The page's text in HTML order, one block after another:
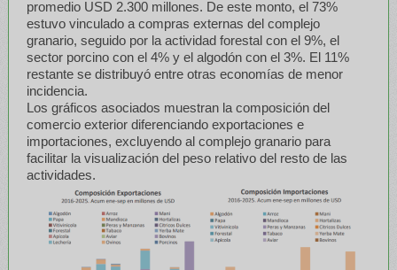
promedio USD 2.300 millones. De este monto, el 73%
estuvo vinculado a compras externas del complejo
granario, seguido por la actividad forestal con el 9%, el
sector porcino con el 4% y el algodón con el 3%. El 11%
restante se distribuyó entre otras economías de menor
incidencia.
Los gráficos asociados muestran la composición del
comercio exterior diferenciando exportaciones e
importaciones, excluyendo al complejo granario para
facilitar la visualización del peso relativo del resto de las
actividades.